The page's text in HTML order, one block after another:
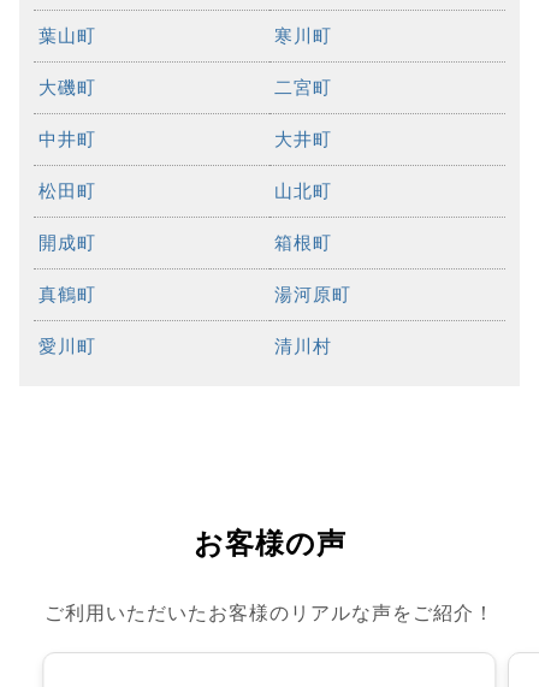
葉山町 寒川町
大磯町 二宮町
中井町 大井町
松田町 山北町
開成町 箱根町
真鶴町 湯河原町
愛川町 清川村
お客様の声
ご利用いただいたお客様のリアルな声をご紹介！